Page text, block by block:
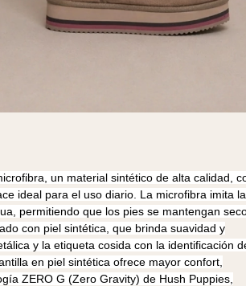
un material sintético de alta calidad,
ideal para el uso diario. La microfibra imita la
permitiendo que los pies se mantengan
con piel sintética, que brinda suavidad y
y la etiqueta cosida con la identificación
en piel sintética ofrece mayor confort,
ZERO G (Zero Gravity) de Hush Puppies,